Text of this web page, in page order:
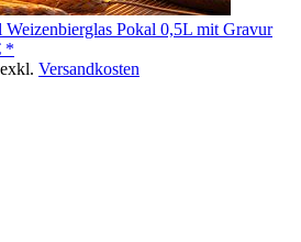
Weizenbierglas Pokal 0,5L mit Gravur
*
exkl. Versandkosten